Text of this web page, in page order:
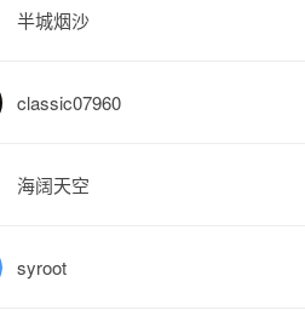
半城烟沙
classic07960
海阔天空
syroot